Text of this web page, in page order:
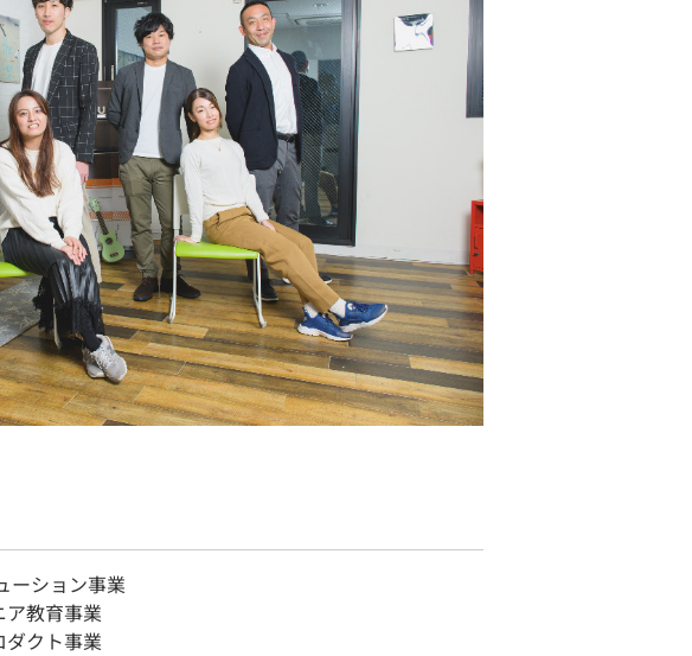
ーション事業
教育事業
クト事業